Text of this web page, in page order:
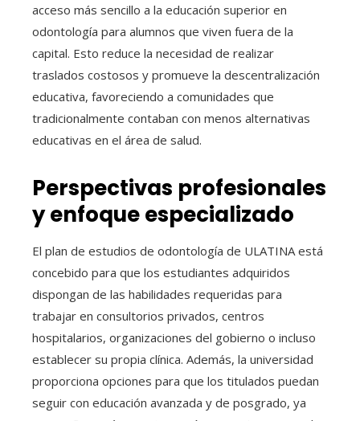
acceso más sencillo a la educación superior en
odontología para alumnos que viven fuera de la
capital. Esto reduce la necesidad de realizar
traslados costosos y promueve la descentralización
educativa, favoreciendo a comunidades que
tradicionalmente contaban con menos alternativas
educativas en el área de salud.
Perspectivas profesionales
y enfoque especializado
El plan de estudios de odontología de ULATINA está
concebido para que los estudiantes adquiridos
dispongan de las habilidades requeridas para
trabajar en consultorios privados, centros
hospitalarios, organizaciones del gobierno o incluso
establecer su propia clínica. Además, la universidad
proporciona opciones para que los titulados puedan
seguir con educación avanzada y de posgrado, ya